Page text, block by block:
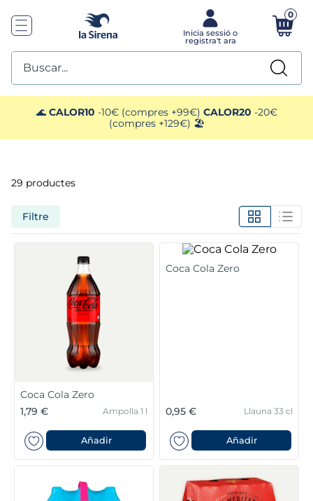
0
Buscar...
🌊 CALOR10 -10€ (compres +99€) CALOR20 -20€
(compres +129€) 🏖️
29 productes
Filtre
Coca Cola Zero
1,79 €
Ampolla 1 l
Añadir
Coca Cola Zero
0,95 € Llauna 33 cl
Añadir
TOP SEARCHES
1. helados sirena
2. gambas
patatas
croquetas
canelones
. gambon
pollo